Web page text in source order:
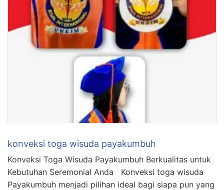
konveksi toga wisuda payakumbuh
Konveksi Toga Wisuda Payakumbuh Berkualitas untuk
Kebutuhan Seremonial Anda Konveksi toga wisuda
Payakumbuh menjadi pilihan ideal bagi siapa pun yang